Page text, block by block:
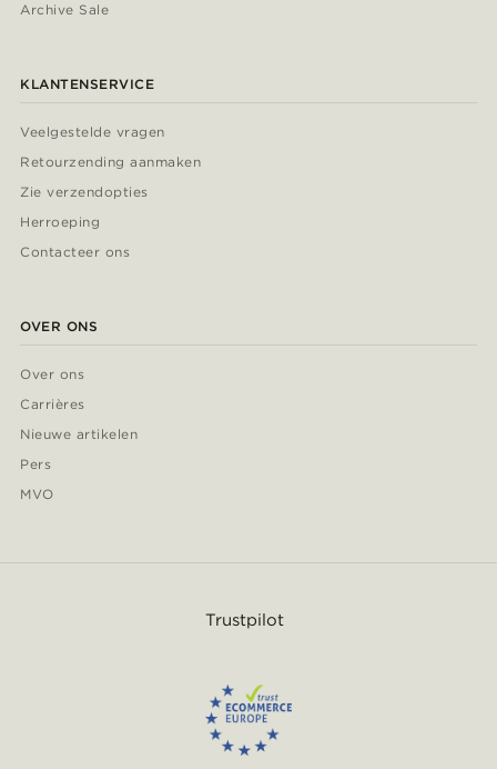
Archive Sale
KLANTENSERVICE
Veelgestelde vragen
Retourzending aanmaken
Zie verzendopties
Herroeping
Contacteer ons
OVER ONS
Over ons
Carrières
Nieuwe artikelen
Pers
MVO
Trustpilot